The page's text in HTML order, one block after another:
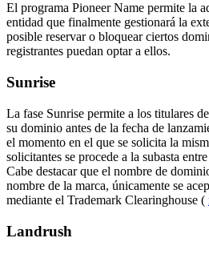
El programa Pioneer Name permite la
entidad que finalmente gestionará la
posible reservar o bloquear ciertos
registrantes puedan optar a ellos.
Sunrise
La fase Sunrise permite a los titulares
su dominio antes de la fecha de
el momento en el que se solicita la
solicitantes se procede a la subasta
Cabe destacar que el nombre de
nombre de la marca, únicamente se
mediante el Trademark Clearinghouse (
Landrush